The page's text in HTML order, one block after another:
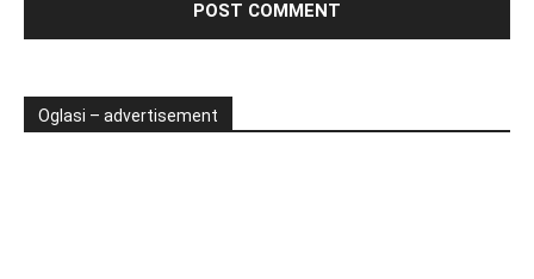
Oglasi – advertisement